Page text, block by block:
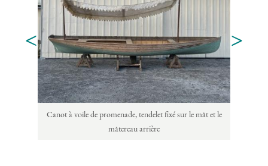
Canot à voile de promenade, tendelet fixé sur le mât et le
mâtereau arrière
< >